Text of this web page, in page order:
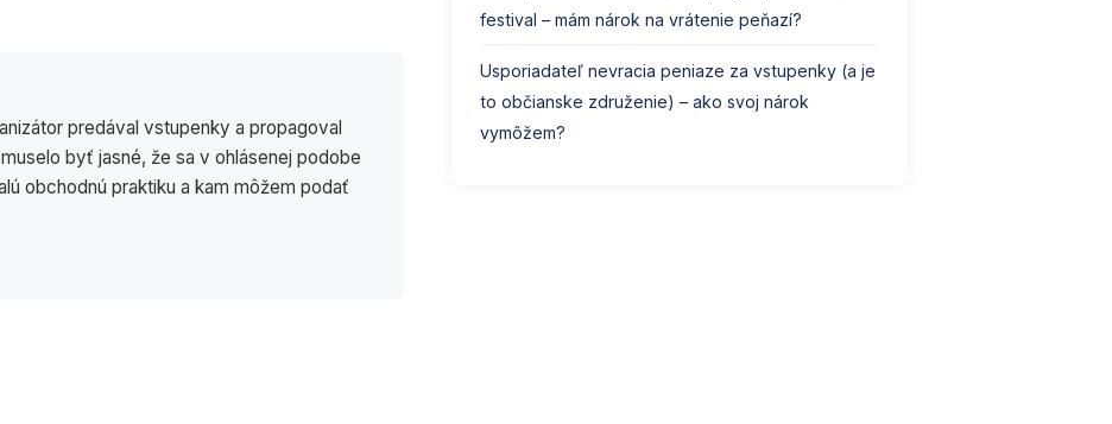
predával vstupenky a propagoval
byť jasné, že sa v ohlásenej podobe
obchodnú praktiku a kam môžem podať
festival – mám nárok na vrátenie peňazí?
Usporiadateľ nevracia peniaze za vstupenky (a je
to občianske združenie) – ako svoj nárok
vymôžem?